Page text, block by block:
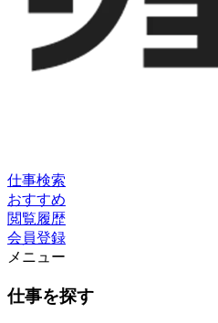
仕事検索
おすすめ
閲覧履歴
会員登録
メニュー
仕事を探す